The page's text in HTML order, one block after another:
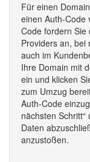
Für einen
einen Auth-Code
Code fordern
Providers an, bei
auch im
Ihre Domain mit
ein und klicken
zum Umzug
Auth-Code
nächsten
Daten
anzustoßen.